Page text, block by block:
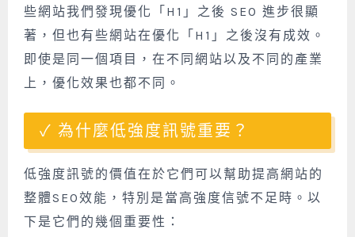
些網站我們發現優化「H1」之後 SEO 進步很顯
著，但也有些網站在優化「H1」之後沒有成效。
即使是同一個項目，在不同網站以及不同的產業
上，優化效果也都不同。
為什麼低強度訊號重要？
低強度訊號的價值在於它們可以幫助提高網站的
整體SEO效能，特別是當高強度信號不足時。以
下是它們的幾個重要性：